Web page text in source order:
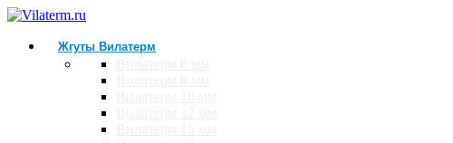
Жгуты Вилатерм